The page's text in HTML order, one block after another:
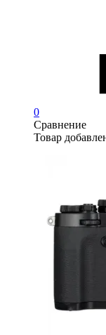
0
Сравнение
Товар